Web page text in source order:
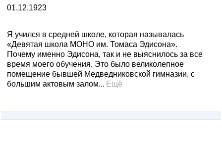
01.12.1923
Я учился в средней школе, которая называлась
«Девятая школа МОНО им. Томаса Эдисона».
Почему именно Эдисона, так и не выяснилось за все
время моего обучения. Это было великолепное
помещение бывшей Медведниковской гимназии, с
большим актовым залом... Ещё